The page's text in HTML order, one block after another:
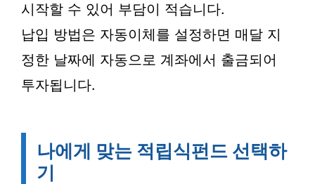
시작할 수 있어 부담이 적습니다.
납입 방법은 자동이체를 설정하면 매달 지
정한 날짜에 자동으로 계좌에서 출금되어
투자됩니다.
나에게 맞는 적립식펀드 선택하
기